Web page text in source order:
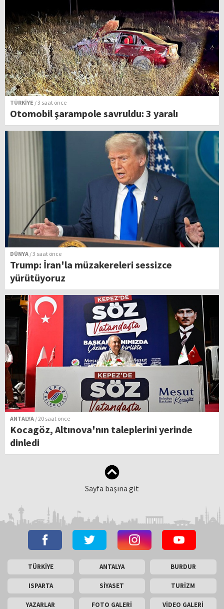
TÜRKİYE / 3 saat önce
Otomobil şarampole savruldu: 3 yaralı
DÜNYA / 3 saat önce
Trump: İran'la müzakereleri sessizce
yürütüyoruz
ANTALYA / 20 saat önce
Kocagöz, Altınova'nın taleplerini yerinde
dinledi
Sayfa başına git
TÜRKİYE ANTALYA BURDUR
ISPARTA SİYASET TURİZM
YAZARLAR FOTO GALERİ VİDEO GALERİ